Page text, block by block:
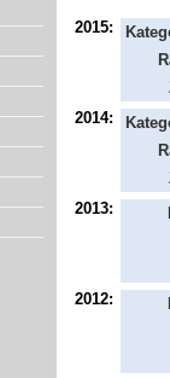
2015:
2014:
2013:
2012: